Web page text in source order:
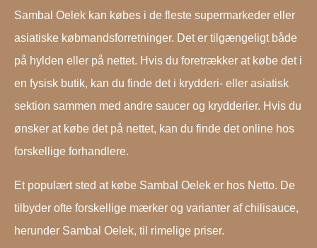
Sambal Oelek kan købes i de fleste supermarkeder eller
asiatiske købmandsforretninger. Det er tilgængeligt både
på hylden eller på nettet. Hvis du foretrækker at købe det i
en fysisk butik, kan du finde det i krydderi- eller asiatisk
sektion sammen med andre saucer og krydderier. Hvis du
ønsker at købe det på nettet, kan du finde det online hos
forskellige forhandlere.
Et populært sted at købe Sambal Oelek er hos Netto. De
tilbyder ofte forskellige mærker og varianter af chilisauce,
herunder Sambal Oelek, til rimelige priser.